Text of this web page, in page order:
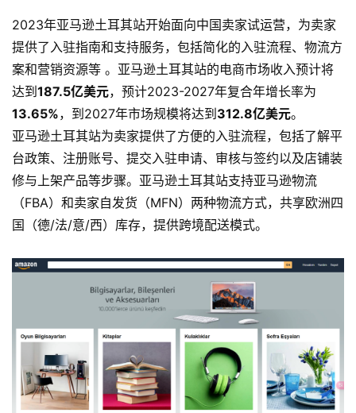
2023年亚马逊土耳其站开始面向中国卖家试运营，为卖家
提供了入驻指南和支持服务，包括简化的入驻流程、物流方
案和营销资源等 。亚马逊土耳其站的电商市场收入预计将
达到187.5亿美元，预计2023-2027年复合年增长率为
13.65%，到2027年市场规模将达到312.8亿美元。
亚马逊土耳其站为卖家提供了方便的入驻流程，包括了解平
台政策、注册账号、提交入驻申请、审核与签约以及店铺装
修与上架产品等步骤。亚马逊土耳其站支持亚马逊物流
（FBA）和卖家自发货（MFN）两种物流方式，共享欧洲四
国（德/法/意/西）库存，提供跨境配送模式。